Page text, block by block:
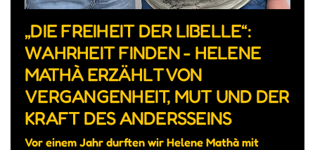
„DIE FREIHEIT DER LIBELLE“:
WAHRHEIT FINDEN - HELENE
MATHÀ ERZÄHLT VON
VERGANGENHEIT, MUT UND DER
KRAFT DES ANDERSSEINS
Vor einem Jahr durften wir Helene Mathà mit